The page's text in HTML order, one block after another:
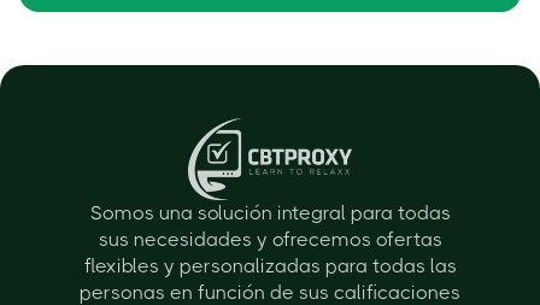
Somos una solución integral para todas
sus necesidades y ofrecemos ofertas
flexibles y personalizadas para todas las
personas en función de sus calificaciones